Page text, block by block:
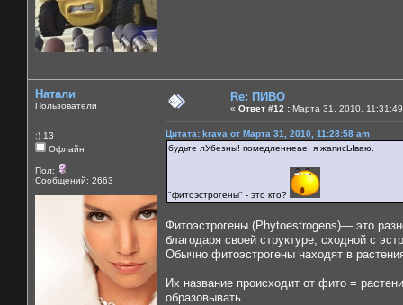
Натали
Пользователи
:) 13
Офлайн
Пол:
Сообщений: 2663
Re: ПИВО
« Ответ #12 : Марта 31, 2010,
Цитата: krava от Марта 31, 2010, 11:28:58 am
будьте лУбезны! помедленнеае. я жаписЫваю.
"фитоэстрогены" - это кто?
Фитоэстрогены (Phytoestrogens)— это
благодаря своей структуре, сходной с
Обычно фитоэстрогены находят в
Их название происходит от фито =
образовывать.